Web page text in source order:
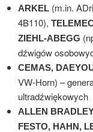
ARKEL (m.in.
4B110),
ZIEHL-ABEGG
dźwigów
CEMAS,
VW-Horn) –
ultradźwiękowych
ALLEN
FESTO, HAHN,